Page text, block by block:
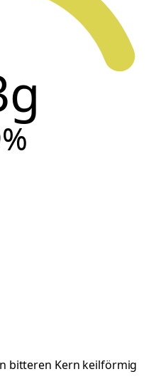
%
bitteren Kern keilförmig